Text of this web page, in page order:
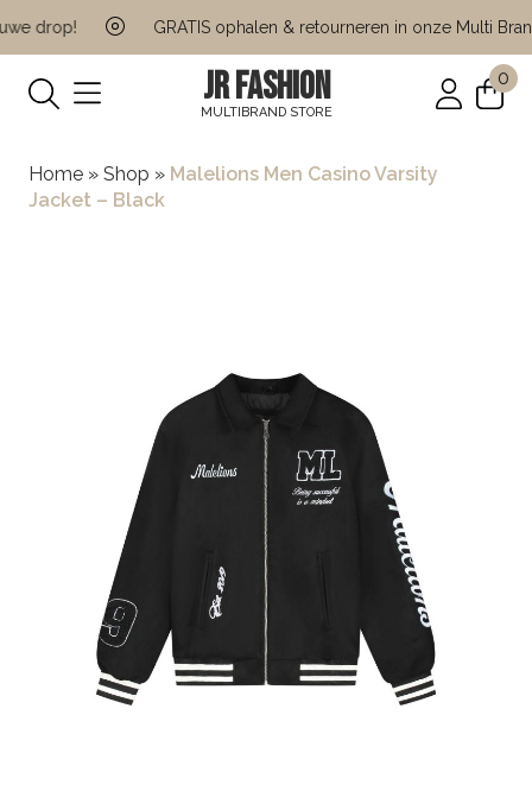
drop! GRATIS ophalen & retourneren in onze Multi Brand
JR FASHION
MULTIBRAND STORE
0
Home » Shop » Malelions Men Casino Varsity
Jacket – Black